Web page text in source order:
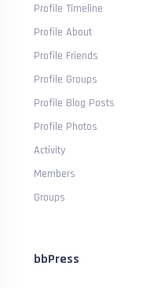
Profile Timeline
Profile About
Profile Friends
Profile Groups
Profile Blog Posts
Profile Photos
Activity
Members
Groups
bbPress